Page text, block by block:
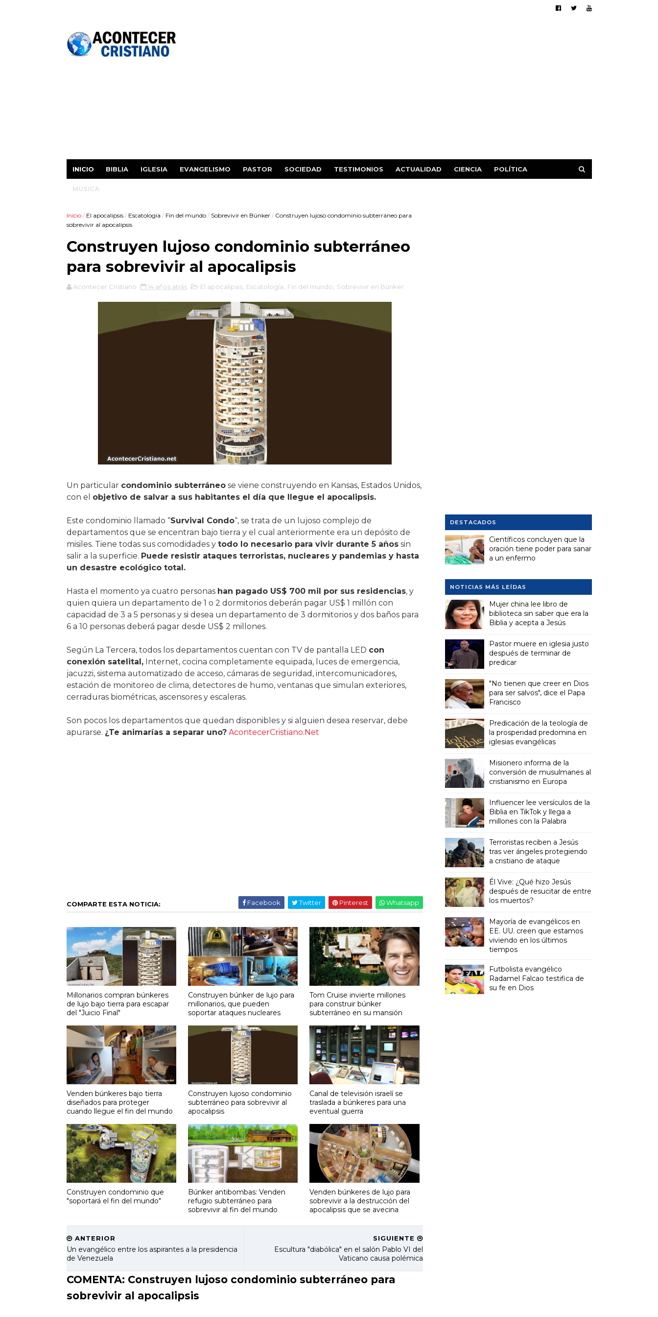
INICIO BIBLIA IGLESIA EVANGELISMO PASTOR SOCIEDAD TESTIMONIOS ACTUALIDAD CIENCIA POLÍTICA
MÚSICA
Inicio / El apocalipsis / Escatología / Fin del mundo / Sobrevivir en Búnker / Construyen lujoso condominio subterráneo para
sobrevivir al apocalipsis
Construyen lujoso condominio subterráneo
para sobrevivir al apocalipsis
Acontecer Cristiano 14 años atrás El apocalipsis, Escatología Fin del mundo Sobrevivir en Búnker
Un particular condominio subterráneose viene construyendo en Kansas, Estados Unidos,
con el objetivo de salvar a sus habitantes el día que llegue el apocalipsis.
Este condominio llamado “Survival Condo“, se trata de un lujoso complejo de
departamentos que se encentran bajo tierra y el cual anteriormente era un depósito de
misiles. Tiene todas sus comodidades y todo lo necesario para vivir durante 5 añossin
salir a la superficie. Puede resistir ataques terroristas, nucleares y pandemias y hasta
un desastre ecológico total.
Hasta el momento ya cuatro personas han pagado US$ 700 mil por sus residencias, y
quien quiera un departamento de 1 o 2 dormitorios deberán pagar US$ 1 millón con
capacidad de 3 a 5 personas y si desea un departamento de 3 dormitorios y dos baños para
6 a 10 personas deberá pagar desde US$ 2 millones.
Según La Tercera, todos los departamentos cuentan con TV de pantalla LED con
conexión satelital,Internet, cocina completamente equipada, luces de emergencia,
jacuzzi, sistema automatizado de acceso, cámaras de seguridad, intercomunicadores,
estación de monitoreo de clima, detectores de humo, ventanas que simulan exteriores,
cerraduras biométricas, ascensores y escaleras.
Son pocos los departamentos que quedan disponibles y si alguien desea reservar, debe
apurarse. ¿Te animarías a separar uno? AcontecerCristiano.Net
COMPARTE ESTA NOTICIA: Facebook Twitter Pinterest Whatsapp
Millonarios compran búnkeres
de lujo bajo tierra para escapar
del "Juicio Final"
Construyen búnker de lujo para
millonarios, que pueden
soportar ataques nucleares
Tom Cruise invierte millones
para construir búnker
subterráneo en su mansión
Venden búnkeres bajo tierra
diseñados para proteger
cuando llegue el fin del mundo
Construyen lujoso condominio
subterráneo para sobrevivir al
apocalipsis
Canal de televisión israelí se
traslada a búnkeres para una
eventual guerra
Construyen condominio que
"soportará el fin del mundo"
Búnker antibombas: Venden
refugio subterráneo para
sobrevivir al fin del mundo
Venden búnkeres de lujo para
sobrevivir a la destrucción del
apocalipsis que se avecina
SIGUIENTE
Escultura "diabólica" en el salón Pablo VI del
Vaticano causa polémica
ANTERIOR
Un evangélico entre los aspirantes a la presidencia
de Venezuela
COMENTA: Construyen lujoso condominio subterráneo para
sobrevivir al apocalipsis
DESTACADOS
Científicos concluyen que la
oración tiene poder para sanar
a un enfermo
NOTICIAS MÁS LEÍDAS
Mujer china lee libro de
biblioteca sin saber que era la
Biblia y acepta a Jesús
Pastor muere en iglesia justo
después de terminar de
predicar
"No tienen que creer en Dios
para ser salvos", dice el Papa
Francisco
Predicación de la teología de
la prosperidad predomina en
iglesias evangélicas
Misionero informa de la
conversión de musulmanes al
cristianismo en Europa
Influencer lee versículos de la
Biblia en TikTok y llega a
millones con la Palabra
Terroristas reciben a Jesús
tras ver ángeles protegiendo
a cristiano de ataque
Él Vive: ¿Qué hizo Jesús
después de resucitar de entre
los muertos?
Mayoría de evangélicos en
EE. UU. creen que estamos
viviendo en los últimos
tiempos
Futbolista evangélico
Radamel Falcao testifica de
su fe en Dios